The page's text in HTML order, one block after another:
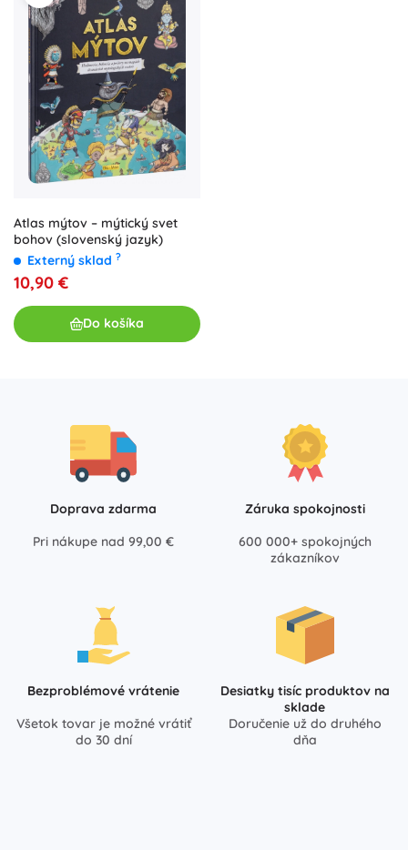
Atlas mýtov – mýtický svet
bohov (slovenský jazyk)
Externý sklad ?
10,90 €
Do košíka
Doprava zdarma
Pri nákupe nad 99,00 €
Záruka spokojnosti
600 000+ spokojných
zákazníkov
Bezproblémové vrátenie
Všetok tovar je možné vrátiť
do 30 dní
Desiatky tisíc produktov na
sklade
Doručenie už do druhého
dňa